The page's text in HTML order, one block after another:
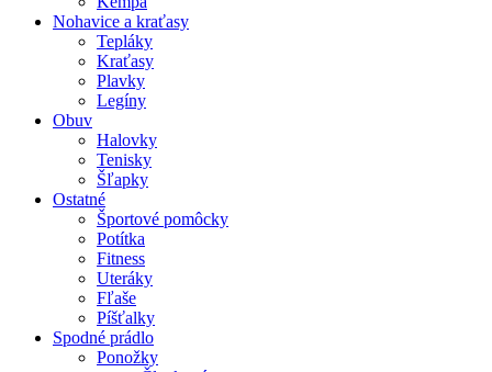
Nohavice a kraťasy
Tepláky
Kraťasy
Plavky
Legíny
Obuv
Halovky
Tenisky
Šľapky
Ostatné
Športové pomôcky
Potítka
Fitness
Uteráky
Fľaše
Píšťalky
Spodné prádlo
Ponožky